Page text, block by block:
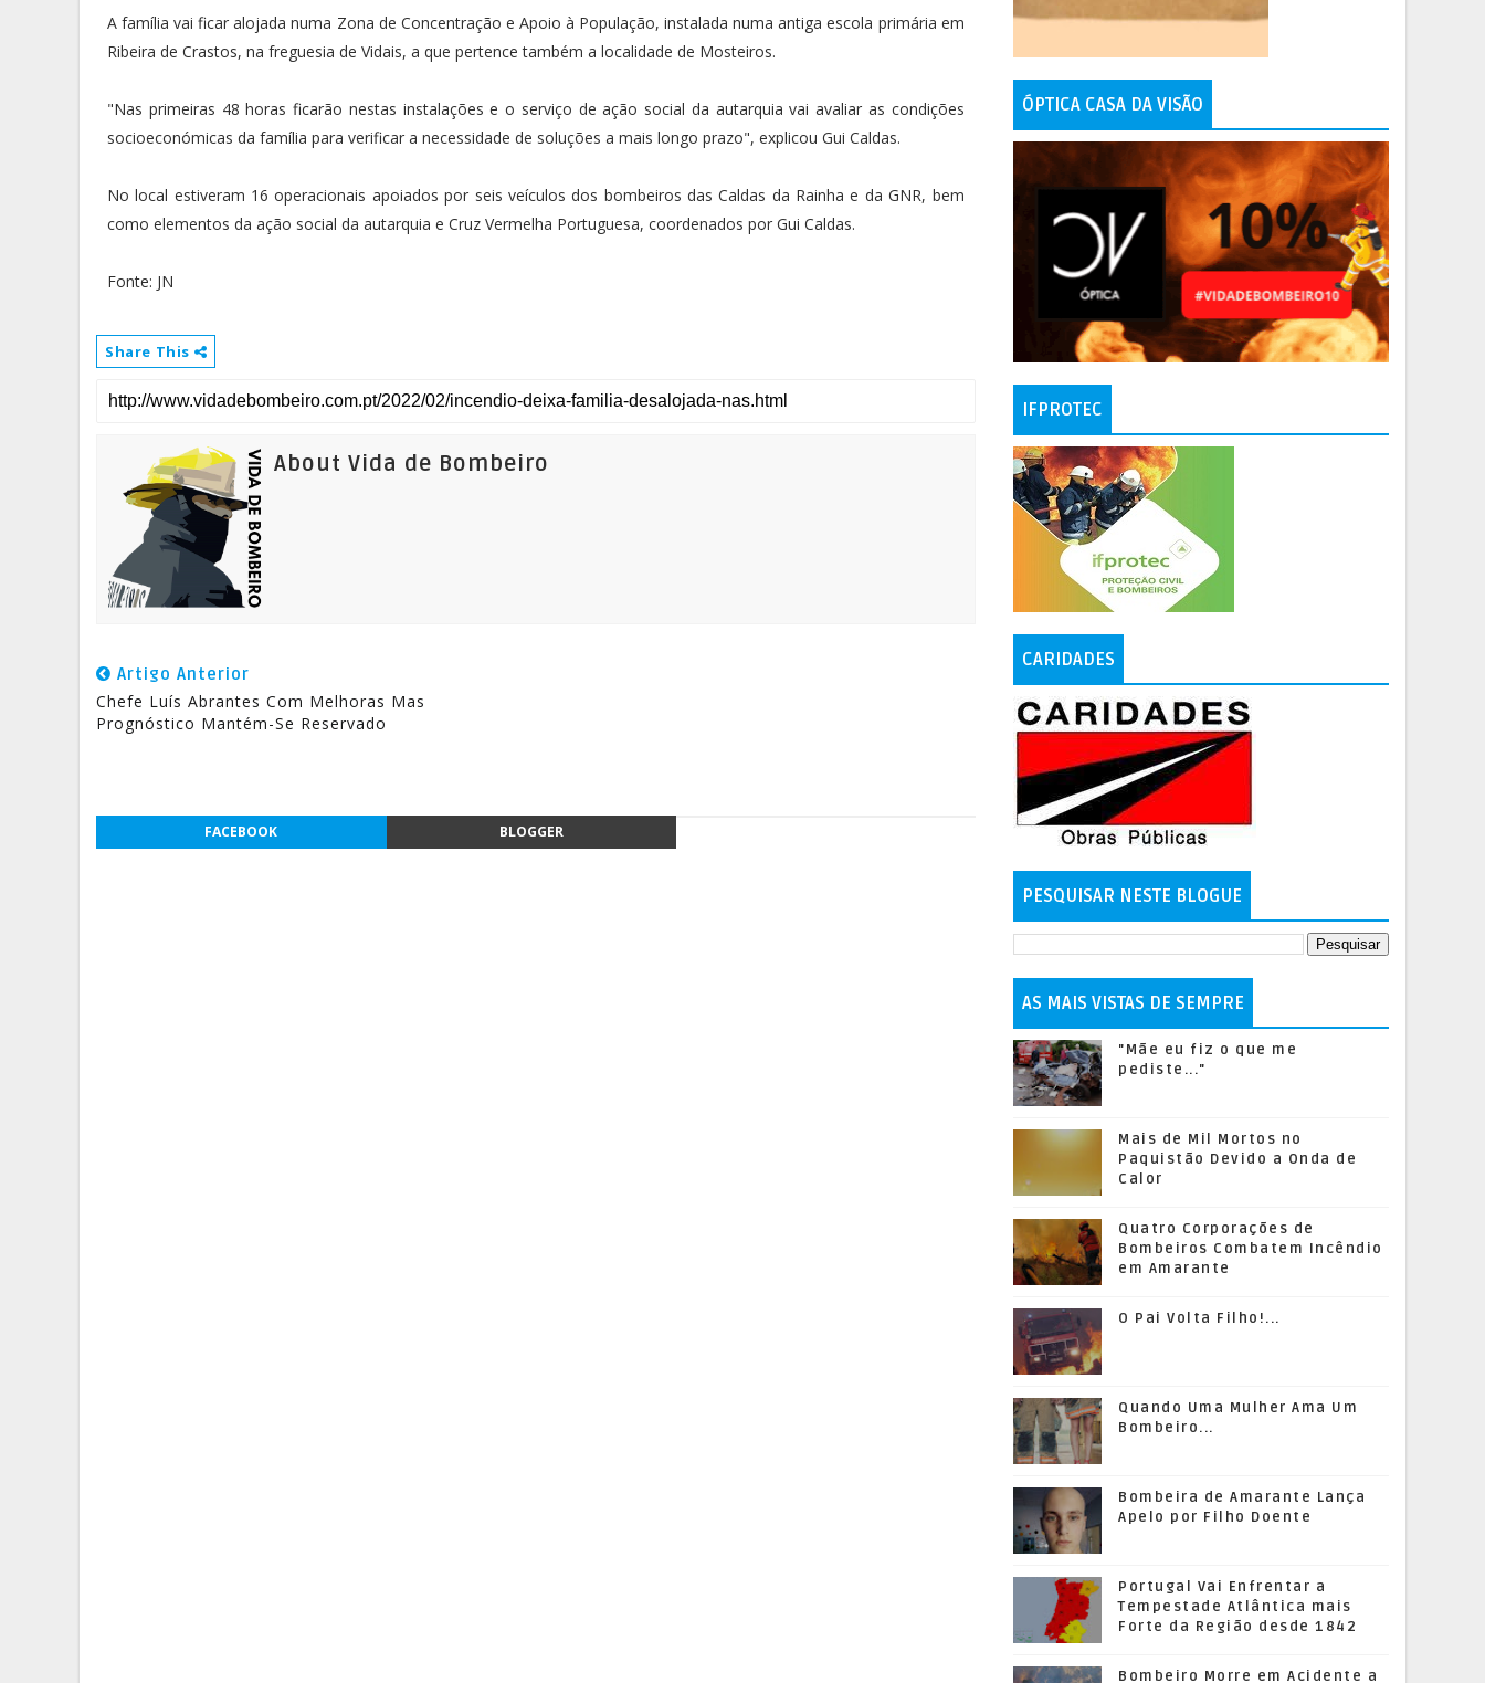
A família vai ficar alojada numa Zona de Concentração e Apoio à População, instalada numa antiga escola primária em
Ribeira de Crastos, na freguesia de Vidais, a que pertence também a localidade de Mosteiros.
"Nas primeiras 48 horas ficarão nestas instalações e o serviço de ação social da autarquia vai avaliar as condições
socioeconómicas da família para verificar a necessidade de soluções a mais longo prazo", explicou Gui Caldas.
No local estiveram 16 operacionais apoiados por seis veículos dos bombeiros das Caldas da Rainha e da GNR, bem
como elementos da ação social da autarquia e Cruz Vermelha Portuguesa, coordenados por Gui Caldas.
Fonte: JN
Share This
About Vida de Bombeiro
Artigo Anterior
Chefe Luís Abrantes Com Melhoras Mas
Prognóstico Mantém-Se Reservado
FACEBOOK BLOGGER
ÓPTICA CASA DA VISÃO
IFPROTEC
CARIDADES
PESQUISAR NESTE BLOGUE
AS MAIS VISTAS DE SEMPRE
"Mãe eu fiz o que me
pediste..."
Mais de Mil Mortos no
Paquistão Devido a Onda de
Calor
Quatro Corporações de
Bombeiros Combatem Incêndio
em Amarante
O Pai Volta Filho!...
Quando Uma Mulher Ama Um
Bombeiro...
Bombeira de Amarante Lança
Apelo por Filho Doente
Portugal Vai Enfrentar a
Tempestade Atlântica mais
Forte da Região desde 1842
Bombeiro Morre em Acidente a